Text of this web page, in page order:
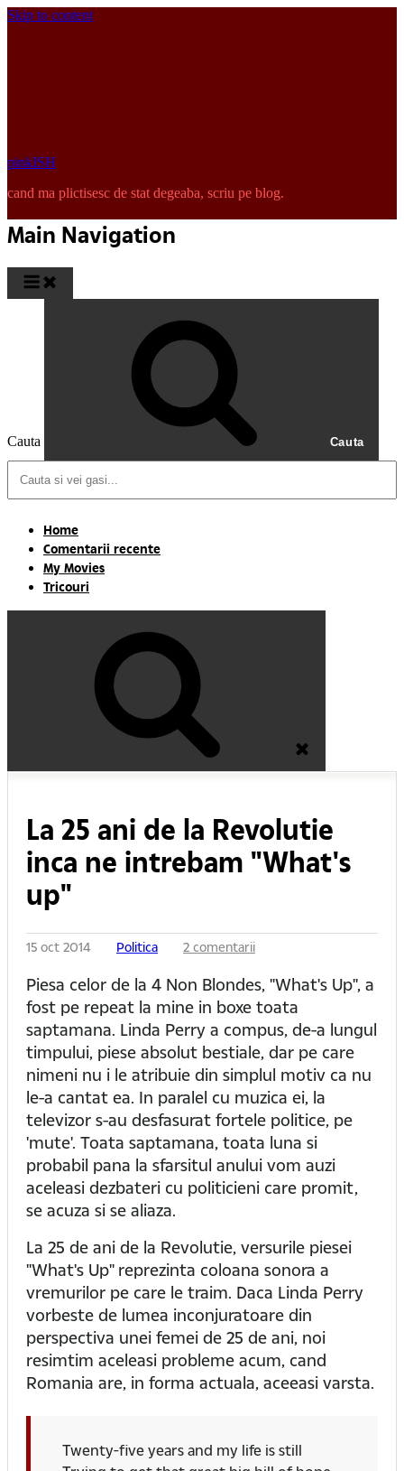
Skip to content
pinkISH
cand ma plictisesc de stat degeaba, scriu pe blog.
Main Navigation
Cauta Cauta
Home
Comentarii recente
My Movies
Tricouri
La 25 ani de la Revolutie
inca ne intrebam "What's
up"
15 oct 2014 Politica 2 comentarii
Piesa celor de la 4 Non Blondes, "What's Up", a
fost pe repeat la mine in boxe toata
saptamana. Linda Perry a compus, de-a lungul
timpului, piese absolut bestiale, dar pe care
nimeni nu i le atribuie din simplul motiv ca nu
le-a cantat ea. In paralel cu muzica ei, la
televizor s-au desfasurat fortele politice, pe
'mute'. Toata saptamana, toata luna si
probabil pana la sfarsitul anului vom auzi
aceleasi dezbateri cu politicieni care promit,
se acuza si se aliaza.
La 25 de ani de la Revolutie, versurile piesei
"What's Up" reprezinta coloana sonora a
vremurilor pe care le traim. Daca Linda Perry
vorbeste de lumea inconjuratoare din
perspectiva unei femei de 25 de ani, noi
resimtim aceleasi probleme acum, cand
Romania are, in forma actuala, aceeasi varsta.
Twenty-five years and my life is still